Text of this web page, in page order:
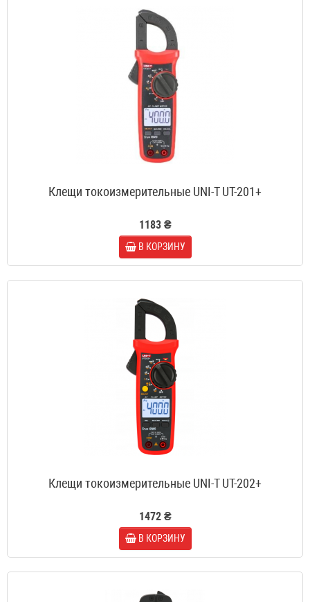
Клещи токоизмерительные UNI-T UT-201+
1183 ₴
В КОРЗИНУ
Клещи токоизмерительные UNI-T UT-202+
1472 ₴
В КОРЗИНУ